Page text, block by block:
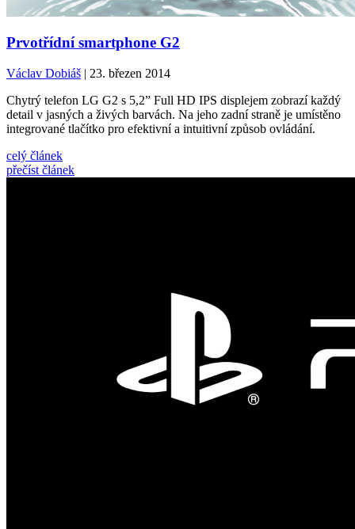
Prvotřídní smartphone G2
Václav Dobiáš | 23. březen 2014
Chytrý telefon LG G2 s 5,2” Full HD IPS displejem zobrazí každý
detail v jasných a živých barvách. Na jeho zadní straně je umístěno
integrované tlačítko pro efektivní a intuitivní způsob ovládání.
celý článek
přečíst článek